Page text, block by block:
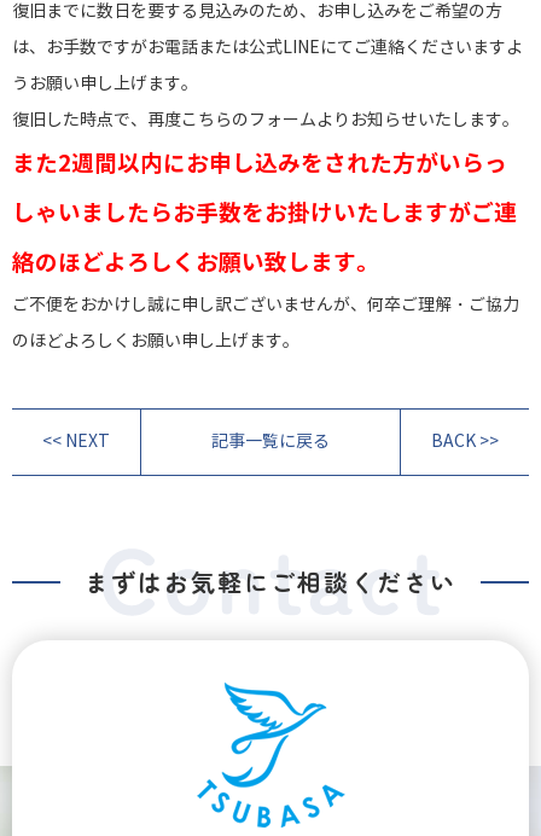
復旧までに数日を要する見込みのため、お申し込みをご希望の方
は、お手数ですがお電話または公式LINEにてご連絡くださいますよ
うお願い申し上げます。
復旧した時点で、再度こちらのフォームよりお知らせいたします。
また2週間以内にお申し込みをされた方がいらっ
しゃいましたらお手数をお掛けいたしますがご連
絡のほどよろしくお願い致します。
ご不便をおかけし誠に申し訳ございませんが、何卒ご理解・ご協力
のほどよろしくお願い申し上げます。
<< NEXT 記事一覧に戻る BACK >>
まずはお気軽にご相談ください